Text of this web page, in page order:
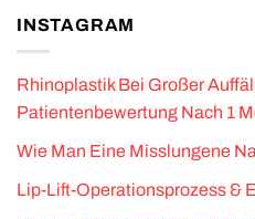
INSTAGRAM
Rhinoplastik Bei Großer
Patientenbewertung Nach 1
Wie Man Eine Misslungene
Lip-Lift-Operationsprozess &